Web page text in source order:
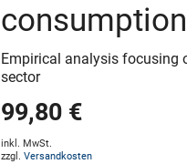
Empirical analysis focusing
sector
99,80 €
inkl. MwSt.
zzgl. Versandkosten